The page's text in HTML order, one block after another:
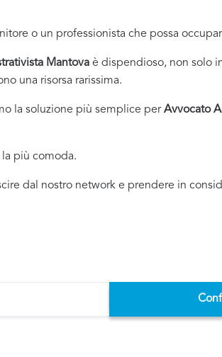
o un professionista che possa
Mantova è dispendioso, non solo
una risorsa rarissima.
la soluzione più semplice perAvvocato
più comoda.
dal nostro network e prendere in